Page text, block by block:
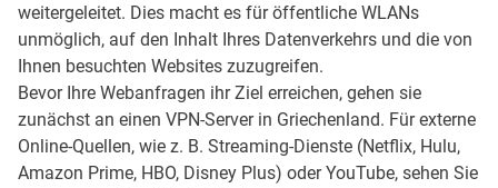
weitergeleitet. Dies macht es für öffentliche WLANs
unmöglich, auf den Inhalt Ihres Datenverkehrs und die von
Ihnen besuchten Websites zuzugreifen.
Bevor Ihre Webanfragen ihr Ziel erreichen, gehen sie
zunächst an einen VPN-Server in Griechenland. Für externe
Online-Quellen, wie z. B. Streaming-Dienste (Netflix, Hulu,
Amazon Prime, HBO, Disney Plus) oder YouTube, sehen Sie